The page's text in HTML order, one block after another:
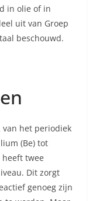
in olie of in
uit van Groep
beschouwd.
van het periodiek
(Be) tot
heeft twee
Dit zorgt
genoeg zijn